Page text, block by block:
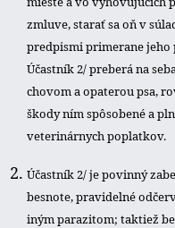
zmluve, starať sa oň v
predpismi primerane jeho
Účastník 2/ preberá na
chovom a opaterou psa,
škody ním spôsobené a
veterinárnych poplatkov.
Účastník 2/ je povinný
besnote, pravidelné
iným parazitom; taktiež